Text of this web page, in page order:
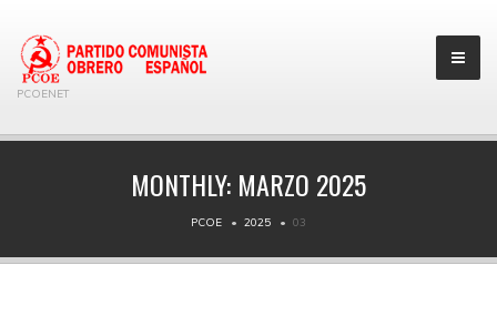
PCOENET
MONTHLY: MARZO 2025
PCOE 2025 03